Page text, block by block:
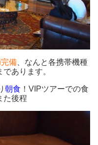
備 、なんと各携帯機種
であります。
朝食 ！VIPツアーでの食
た後程